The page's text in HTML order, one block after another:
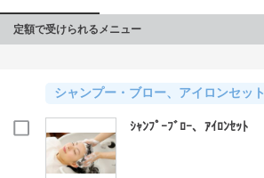
定額で受けられるメニュー
シャンプー・ブロー、アイロンセット
ｼｬﾝﾌﾟｰﾌﾞﾛｰ、ｱｲﾛﾝｾｯﾄ